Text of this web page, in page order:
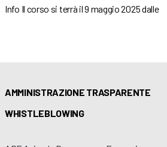
Info Il corso si terrà il 9 maggio 2025 dalle
AMMINISTRAZIONE TRASPARENTE
WHISTLEBLOWING